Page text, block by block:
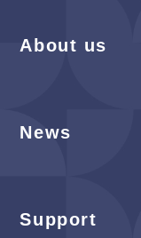
About us
News
Support